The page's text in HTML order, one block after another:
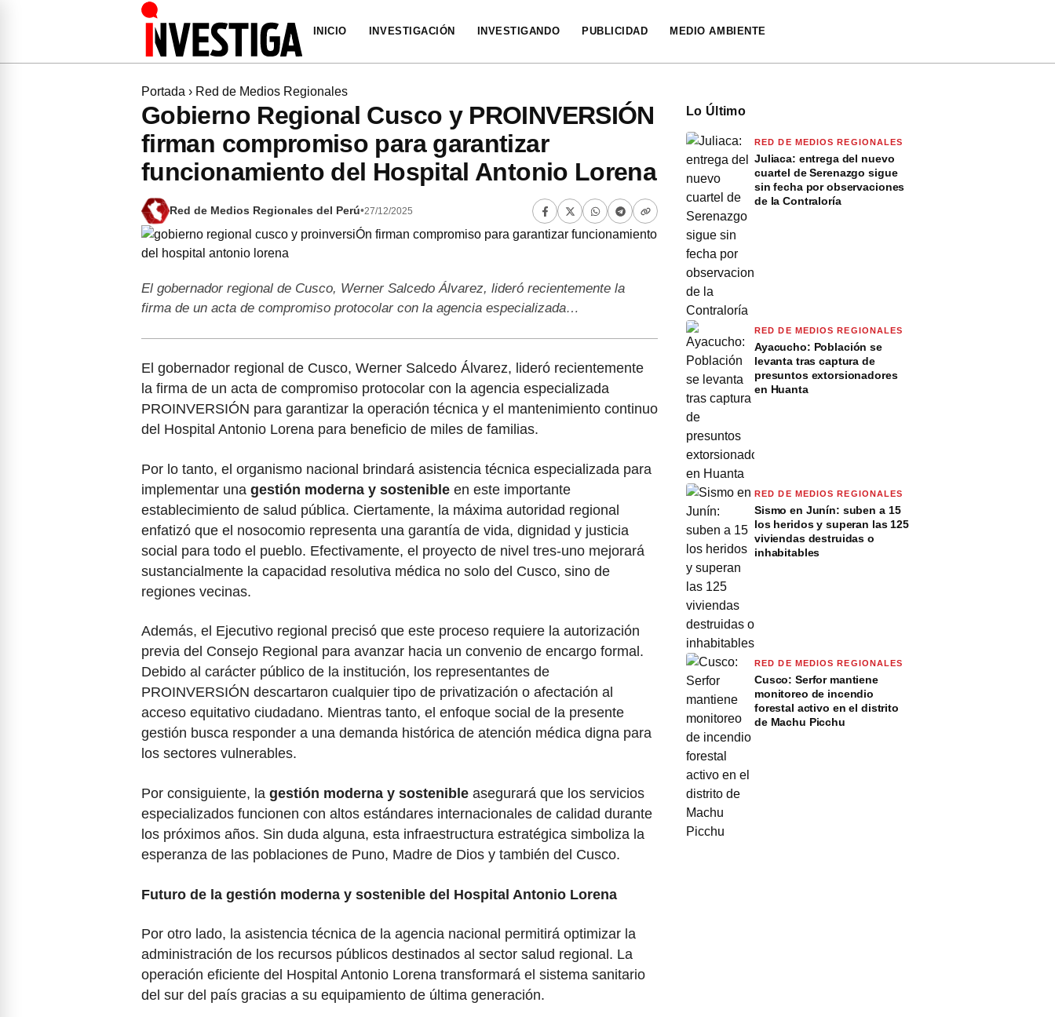
INICIO INVESTIGACIÓN INVESTIGANDO PUBLICIDAD MEDIO AMBIENTE
Portada › Red de Medios Regionales
Gobierno Regional Cusco y PROINVERSIÓN
firman compromiso para garantizar
funcionamiento del Hospital Antonio Lorena
Red de Medios Regionales del Perú•27/12/2025
El gobernador regional de Cusco, Werner Salcedo Álvarez, lideró recientemente la
firma de un acta de compromiso protocolar con la agencia especializada…
El gobernador regional de Cusco, Werner Salcedo Álvarez, lideró recientemente
la firma de un acta de compromiso protocolar con la agencia especializada
PROINVERSIÓN para garantizar la operación técnica y el mantenimiento continuo
del Hospital Antonio Lorena para beneficio de miles de familias.
Por lo tanto, el organismo nacional brindará asistencia técnica especializada para
implementar una gestión moderna y sostenible en este importante
establecimiento de salud pública. Ciertamente, la máxima autoridad regional
enfatizó que el nosocomio representa una garantía de vida, dignidad y justicia
social para todo el pueblo. Efectivamente, el proyecto de nivel tres-uno mejorará
sustancialmente la capacidad resolutiva médica no solo del Cusco, sino de
regiones vecinas.
Además, el Ejecutivo regional precisó que este proceso requiere la autorización
previa del Consejo Regional para avanzar hacia un convenio de encargo formal.
Debido al carácter público de la institución, los representantes de
PROINVERSIÓN descartaron cualquier tipo de privatización o afectación al
acceso equitativo ciudadano. Mientras tanto, el enfoque social de la presente
gestión busca responder a una demanda histórica de atención médica digna para
los sectores vulnerables.
Por consiguiente, la gestión moderna y sostenible asegurará que los servicios
especializados funcionen con altos estándares internacionales de calidad durante
los próximos años. Sin duda alguna, esta infraestructura estratégica simboliza la
esperanza de las poblaciones de Puno, Madre de Dios y también del Cusco.
Futuro de la gestión moderna y sostenible del Hospital Antonio Lorena
Por otro lado, la asistencia técnica de la agencia nacional permitirá optimizar la
administración de los recursos públicos destinados al sector salud regional. La
operación eficiente del Hospital Antonio Lorena transformará el sistema sanitario
del sur del país gracias a su equipamiento de última generación.
Lo Último
RED DE MEDIOS REGIONALES
Juliaca: entrega del nuevo
cuartel de Serenazgo sigue
sin fecha por observaciones
de la Contraloría
RED DE MEDIOS REGIONALES
Ayacucho: Población se
levanta tras captura de
presuntos extorsionadores
en Huanta
RED DE MEDIOS REGIONALES
Sismo en Junín: suben a 15
los heridos y superan las 125
viviendas destruidas o
inhabitables
RED DE MEDIOS REGIONALES
Cusco: Serfor mantiene
monitoreo de incendio
forestal activo en el distrito
de Machu Picchu